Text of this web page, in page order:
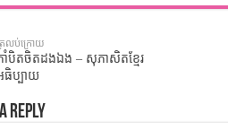
រលប់ក្រោយ
ាំបិតចិតដងឯង – សុភាសិតខ្មែរ
ធិប្បាយ
Reply